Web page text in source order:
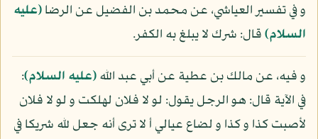
و في تفسير العياشي، عن محمد بن الفضيل عن الرضا(عليه
السلام)قال: شرك لا يبلغ به الكفر.
و فيه، عن مالك بن عطية عن أبي عبد الله(عليه السلام):
في الآية قال: هو الرجل يقول: لو لا فلان لهلكت و لو لا فلان
لأصبت كذا و كذا و لضاع عيالي أ لا ترى أنه جعل لله شريكا في